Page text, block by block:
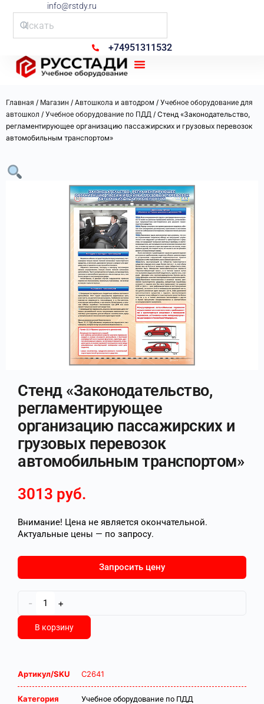
info@rstdy.ru
+74951311532
Главная / Магазин / Автошкола и автодром / Учебное оборудование для
автошкол / Учебное оборудование по ПДД / Стенд «Законодательство,
регламентирующее организацию пассажирских и грузовых перевозок
автомобильным транспортом»
Стенд «Законодательство,
регламентирующее
организацию пассажирских и
грузовых перевозок
автомобильным транспортом»
3013 руб.
Внимание! Цена не является окончательной.
Актуальные цены — по запросу.
Запросить цену
- +
В корзину
Артикул/SKU С2641
Категория Учебное оборудование по ПДД